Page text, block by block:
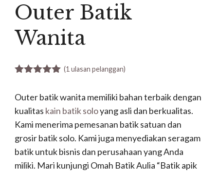
Outer Batik
Wanita
(1 ulasan pelanggan)
Outer batik wanita memiliki bahan terbaik dengan
kualitas kain batik soloyang asli dan berkualitas.
Kami menerima pemesanan batik satuan dan
grosir batik solo. Kami juga menyediakan seragam
batik untuk bisnis dan perusahaan yang Anda
miliki. Mari kunjungi Omah Batik Aulia “Batik apik